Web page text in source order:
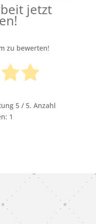
jetzt
zu bewerten!
5 / 5. Anzahl
1